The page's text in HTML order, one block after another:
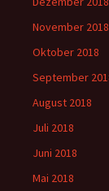
November 2018
Oktober 2018
September
August 2018
Juli 2018
Juni 2018
Mai 2018